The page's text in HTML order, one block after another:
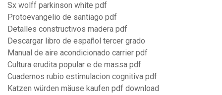
Sx wolff parkinson white pdf
Protoevangelio de santiago pdf
Detalles constructivos madera pdf
Descargar libro de español tercer grado
Manual de aire acondicionado carrier pdf
Cultura erudita popular e de massa pdf
Cuadernos rubio estimulacion cognitiva pdf
Katzen würden mäuse kaufen pdf download